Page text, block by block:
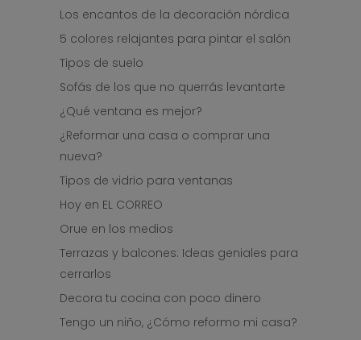
Los encantos de la decoración nórdica
5 colores relajantes para pintar el salón
Tipos de suelo
Sofás de los que no querrás levantarte
¿Qué ventana es mejor?
¿Reformar una casa o comprar una
nueva?
Tipos de vidrio para ventanas
Hoy en EL CORREO
Orue en los medios
Terrazas y balcones: Ideas geniales para
cerrarlos
Decora tu cocina con poco dinero
Tengo un niño, ¿Cómo reformo mi casa?